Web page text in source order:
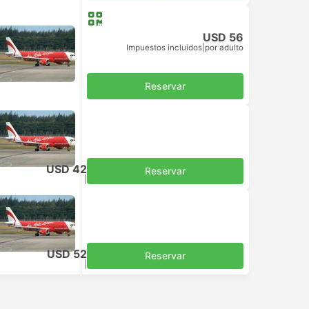
USD 56
Impuestos incluidos por adulto
Reservar
USD 42 Reservar
USD 52 Reservar